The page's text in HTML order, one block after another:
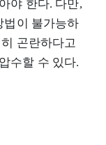
야 한다. 다만,
법이 불가능하
곤란하다고
수할 수 있다.